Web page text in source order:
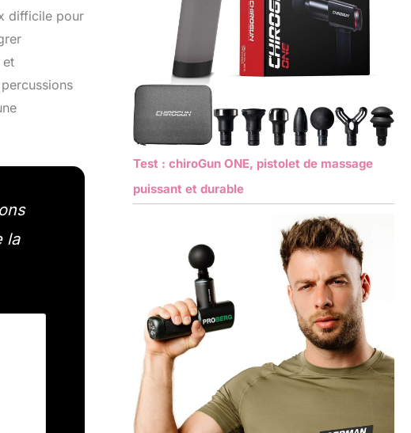
difficile pour
et
la
Test : chiroGun ONE, pistolet de massage
puissant et durable